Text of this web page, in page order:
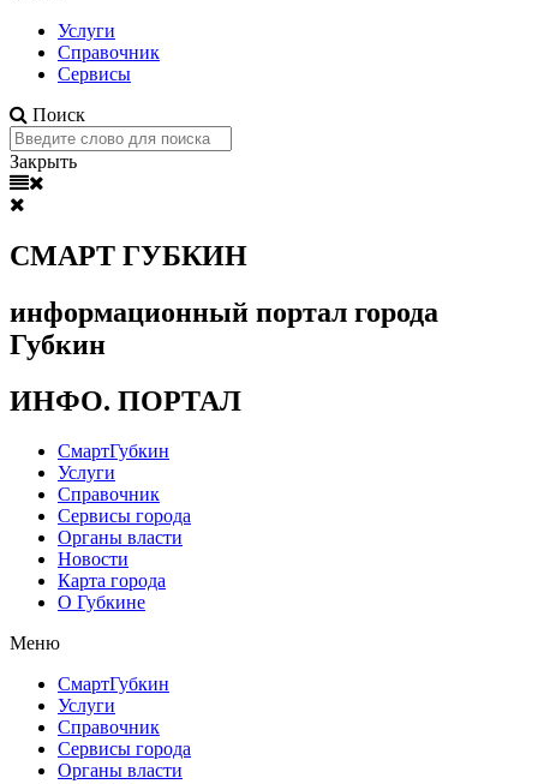
Услуги
Справочник
Сервисы
Поиск
Закрыть
СМАРТ ГУБКИН
информационный портал города
Губкин
ИНФО. ПОРТАЛ
СмартГубкин
Услуги
Справочник
Сервисы города
Органы власти
Новости
Карта города
О Губкине
Меню
СмартГубкин
Услуги
Справочник
Сервисы города
Органы власти